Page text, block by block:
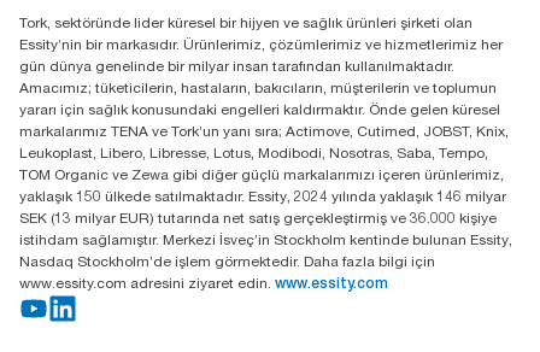
Essity Turkey Hijyen Ürünleri Sanayi ve Ticaret
Anonim Şirketi Kuriş Kule İş Merkezi, Cevizli Mah.
D-100 Güney Yan Yol Cad. No 2
K:9 34953 Kartal / Istanbul / Turkey
Tork, sektöründe lider küresel bir hijyen ve sağlık ürünleri şirketi olan
Essity’nin bir markasıdır. Ürünlerimiz, çözümlerimiz ve hizmetlerimiz her
gün dünya genelinde bir milyar insan tarafından kullanılmaktadır.
Amacımız; tüketicilerin, hastaların, bakıcıların, müşterilerin ve toplumun
yararı için sağlık konusundaki engelleri kaldırmaktır. Önde gelen küresel
markalarımız TENA ve Tork’un yanı sıra; Actimove, Cutimed, JOBST, Knix,
Leukoplast, Libero, Libresse, Lotus, Modibodi, Nosotras, Saba, Tempo,
TOM Organic ve Zewa gibi diğer güçlü markalarımızı içeren ürünlerimiz,
yaklaşık 150 ülkede satılmaktadır. Essity, 2024 yılında yaklaşık 146 milyar
SEK (13 milyar EUR) tutarında net satış gerçekleştirmiş ve 36.000 kişiye
istihdam sağlamıştır. Merkezi İsveç’in Stockholm kentinde bulunan Essity,
Nasdaq Stockholm’de işlem görmektedir. Daha fazla bilgi için
www.essity.com adresini ziyaret edin. www.essity.com